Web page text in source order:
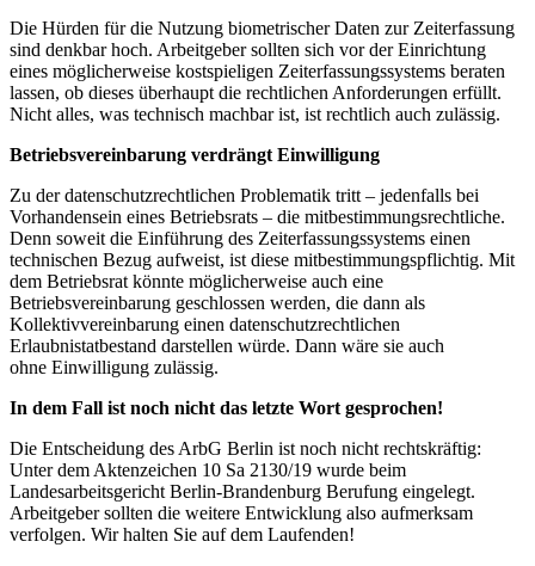
Die Hürden für die Nutzung biometrischer Daten zur Zeiterfassung
sind denkbar hoch. Arbeitgeber sollten sich vor der Einrichtung
eines möglicherweise kostspieligen Zeiterfassungssystems beraten
lassen, ob dieses überhaupt die rechtlichen Anforderungen erfüllt.
Nicht alles, was technisch machbar ist, ist rechtlich auch zulässig.
Betriebsvereinbarung verdrängt Einwilligung
Zu der datenschutzrechtlichen Problematik tritt – jedenfalls bei
Vorhandensein eines Betriebsrats – die mitbestimmungsrechtliche.
Denn soweit die Einführung des Zeiterfassungssystems einen
technischen Bezug aufweist, ist diese mitbestimmungspflichtig. Mit
dem Betriebsrat könnte möglicherweise auch eine
Betriebsvereinbarung geschlossen werden, die dann als
Kollektivvereinbarung einen datenschutzrechtlichen
Erlaubnistatbestand darstellen würde. Dann wäre sie auch
ohne Einwilligung zulässig.
In dem Fall ist noch nicht das letzte Wort gesprochen!
Die Entscheidung des ArbG Berlin ist noch nicht rechtskräftig:
Unter dem Aktenzeichen 10 Sa 2130/19 wurde beim
Landesarbeitsgericht Berlin-Brandenburg Berufung eingelegt.
Arbeitgeber sollten die weitere Entwicklung also aufmerksam
verfolgen. Wir halten Sie auf dem Laufenden!